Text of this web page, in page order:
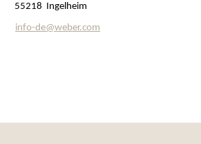
55218 Ingelheim
info-de@weber.com